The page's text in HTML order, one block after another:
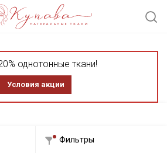
однотонные ткани!
Условия акции
Фильтры